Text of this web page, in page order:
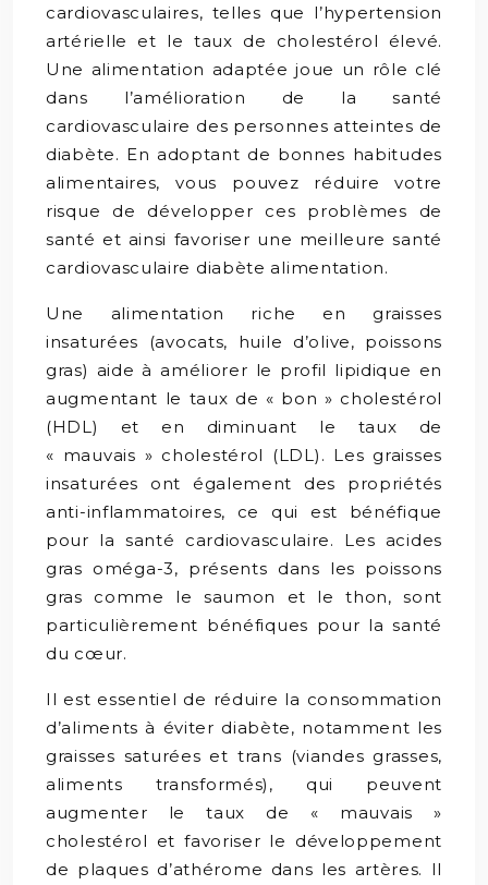
cardiovasculaires, telles que l’hypertension
artérielle et le taux de cholestérol élevé.
Une alimentation adaptée joue un rôle clé
dans l’amélioration de la santé
cardiovasculaire des personnes atteintes de
diabète. En adoptant de bonnes habitudes
alimentaires, vous pouvez réduire votre
risque de développer ces problèmes de
santé et ainsi favoriser une meilleure santé
cardiovasculaire diabète alimentation.
Une alimentation riche en graisses
insaturées (avocats, huile d’olive, poissons
gras) aide à améliorer le profil lipidique en
augmentant le taux de « bon » cholestérol
(HDL) et en diminuant le taux de
« mauvais » cholestérol (LDL). Les graisses
insaturées ont également des propriétés
anti-inflammatoires, ce qui est bénéfique
pour la santé cardiovasculaire. Les acides
gras oméga-3, présents dans les poissons
gras comme le saumon et le thon, sont
particulièrement bénéfiques pour la santé
du cœur.
Il est essentiel de réduire la consommation
d’aliments à éviter diabète, notamment les
graisses saturées et trans (viandes grasses,
aliments transformés), qui peuvent
augmenter le taux de « mauvais »
cholestérol et favoriser le développement
de plaques d’athérome dans les artères. Il